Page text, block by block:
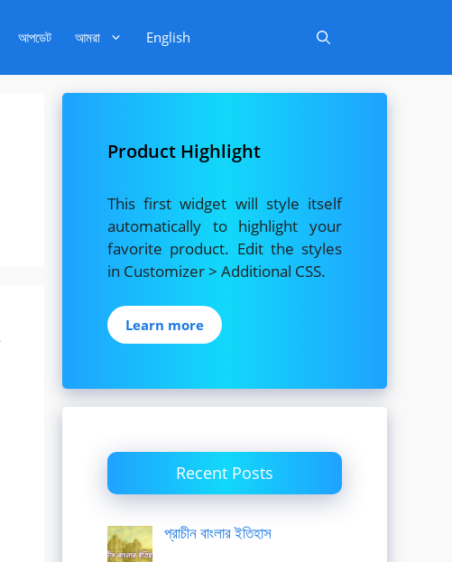
আপডেট আমরা English
Product Highlight
This first widget will style itself
automatically to highlight your
favorite product. Edit the styles
in Customizer > Additional CSS.
Learn more
Recent Posts
প্রাচীন বাংলার ইতিহাস